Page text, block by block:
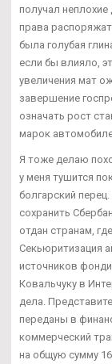
получал неплохие
права
была голубая
если бы влияло,
увеличения мат
завершение
означать рост
марок
Я тоже делаю
у меня тушится
болгарский
сохранить
отдан странам,
Секьюритизация
источников
Ковальчуку в
дела.
переданы в
коммерческий
на общую сумму